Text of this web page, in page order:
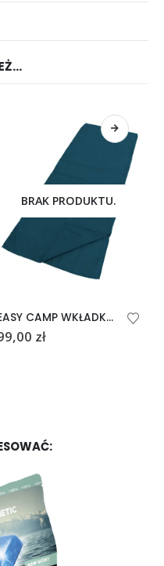
BRAK PRODUKTU.
EASY CAMP WKŁADKA DO ŚPIWORA
zł